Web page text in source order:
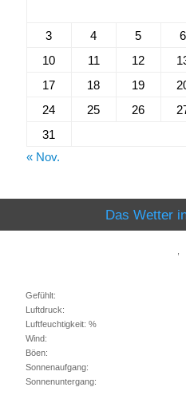
3
4 5 6
10
11 12
17
18 19
24
25 26
31
« Nov.
Das Wetter
,
Gefühlt:
Luftdruck:
Luftfeuchtigkeit: %
Wind:
Böen:
Sonnenaufgang:
Sonnenuntergang: